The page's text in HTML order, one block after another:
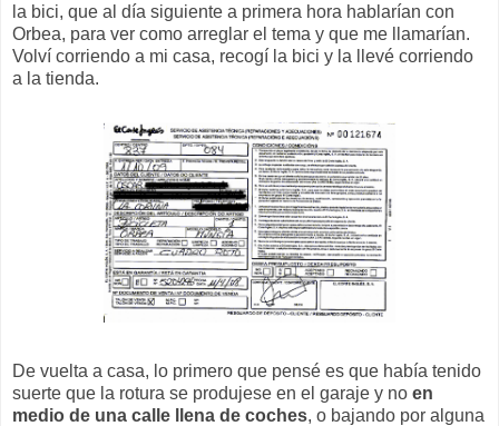
la bici, que al día siguiente a primera hora hablarían con
Orbea, para ver como arreglar el tema y que me llamarían.
Volví corriendo a mi casa, recogí la bici y la llevé corriendo
a la tienda.
De vuelta a casa, lo primero que pensé es que había tenido
suerte que la rotura se produjese en el garaje y no en
medio de una calle llena de coches, o bajando por alguna